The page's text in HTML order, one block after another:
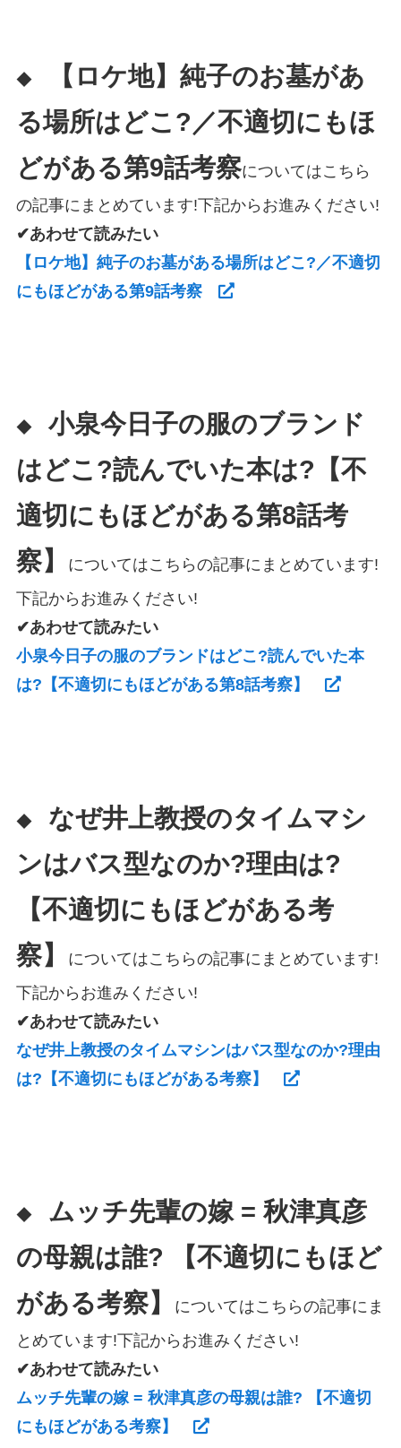
◆
【ロケ地】純子のお墓があ
る場所はどこ?／不適切にもほ
どがある第9話考察についてはこちら
の記事にまとめています!下記からお進みください!
✔あわせて読みたい
【ロケ地】純子のお墓がある場所はどこ?／不適切
にもほどがある第9話考察
◆ 小泉今日子の服のブランド
はどこ?読んでいた本は?【不
適切にもほどがある第8話考
察】
についてはこちらの記事にまとめています!
下記からお進みください!
✔あわせて読みたい
小泉今日子の服のブランドはどこ?読んでいた本
は?【不適切にもほどがある第8話考察】
◆ なぜ井上教授のタイムマシ
ンはバス型なのか?理由は?
【不適切にもほどがある考
察】
についてはこちらの記事にまとめています!
下記からお進みください!
✔あわせて読みたい
なぜ井上教授のタイムマシンはバス型なのか?理由
は?【不適切にもほどがある考察】
◆ ムッチ先輩の嫁 = 秋津真彦
の母親は誰? 【不適切にもほど
がある考察】
についてはこちらの記事にま
とめています!下記からお進みください!
✔あわせて読みたい
ムッチ先輩の嫁 = 秋津真彦の母親は誰? 【不適切
にもほどがある考察】